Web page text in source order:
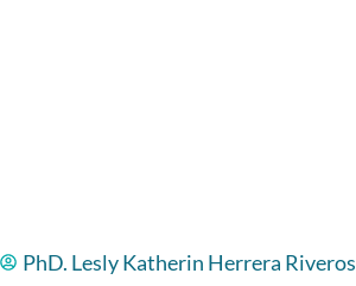
PhD. Lesly Katherin Herrera Riveros